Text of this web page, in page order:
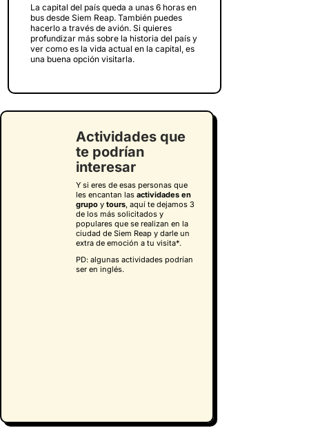
La capital del país queda a unas 6 horas en
bus desde Siem Reap. También puedes
hacerlo a través de avión. Si quieres
profundizar más sobre la historia del país y
ver como es la vida actual en la capital, es
una buena opción visitarla.
Actividades que
te podrían
interesar
Y si eres de esas personas que
les encantan las actividades en
grupoy tours, aquí te dejamos 3
de los más solicitadosy
populares que se realizan en la
ciudad de Siem Reap y darle un
extra de emoción a tu visita*.
PD: algunas actividades podrían
ser en inglés.